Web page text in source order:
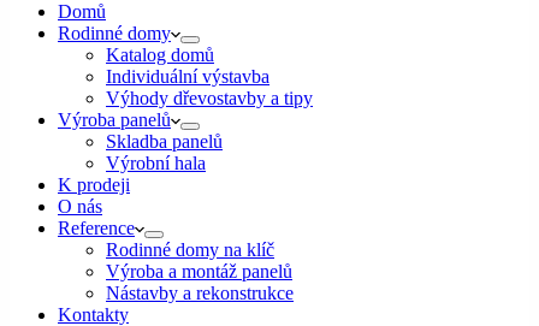
Domů
Rodinné domy
Katalog domů
Individuální výstavba
Výhody dřevostavby a tipy
Výroba panelů
Skladba panelů
Výrobní hala
K prodeji
O nás
Reference
Rodinné domy na klíč
Výroba a montáž panelů
Nástavby a rekonstrukce
Kontakty